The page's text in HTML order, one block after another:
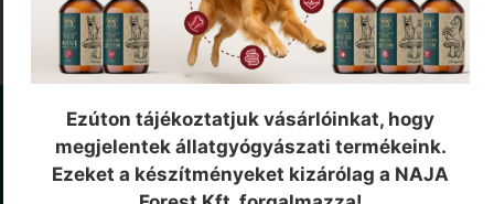
MIÉRT BÍZZAK A NAJA FOREST
TERMÉKEKBEN?
Ezúton tájékoztatjuk vásárlóinkat, hogy
megjelentek állatgyógyászati termékeink.
Ezeket a készítményeket kizárólag a NAJA